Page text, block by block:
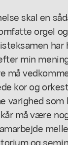
skal en
orgel
min
må
kor og
varighed
må være
og